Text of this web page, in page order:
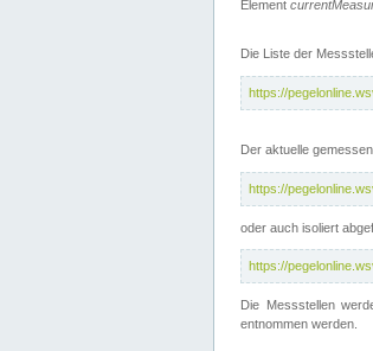
Element
Die Liste der
https://
Der aktuelle
https://
oder auch isoliert
https://
Die Messstellen
entnommen werden.